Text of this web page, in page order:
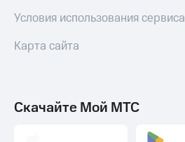
Условия использования сервиса
Карта сайта
Скачайте Мой МТС